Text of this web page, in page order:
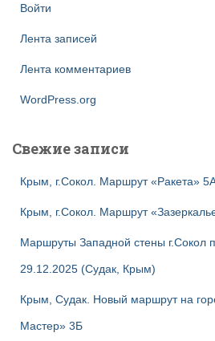
Войти
Лента записей
Лента комментариев
WordPress.org
Свежие записи
Крым, г.Сокол. Маршрут «Ракета»
Крым, г.Сокол. Маршрут
Маршруты Западной стены г.Сокол
29.12.2025 (Судак, Крым)
Крым, Судак. Новый маршрут на
Мастер» 3Б